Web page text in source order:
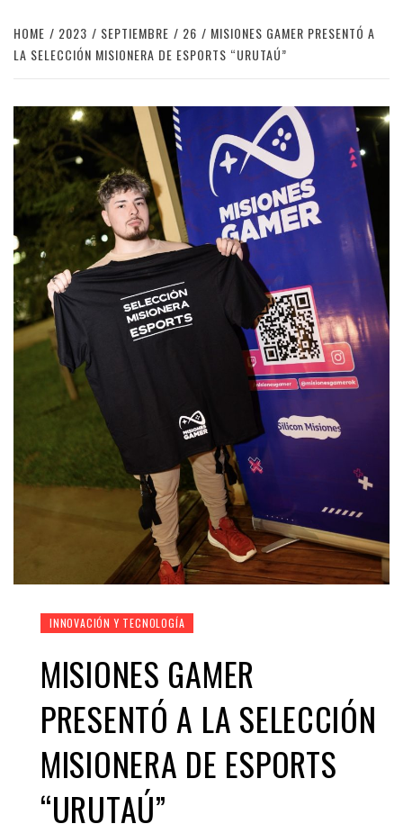
HOME 2023 SEPTIEMBRE 26
MISIONES GAMER PRESENTÓ A
LA SELECCIÓN MISIONERA DE ESPORTS “URUTAÚ”
INNOVACIÓN Y TECNOLOGÍA
MISIONES GAMER
PRESENTÓ A LA SELECCIÓN
MISIONERA DE ESPORTS
“URUTAÚ”